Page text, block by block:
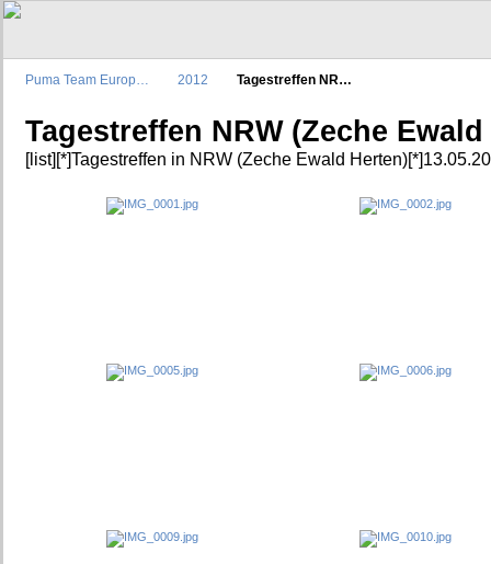
Puma Team Europ… 2012 Tagestreffen NR…
Tagestreffen NRW (Zeche
[list][*]Tagestreffen in NRW (Zeche Ewald